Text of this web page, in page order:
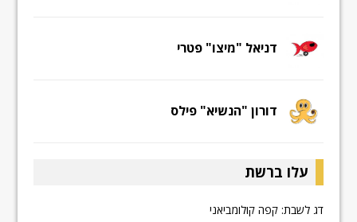
דניאל "מיצו" פטרי
דורון "הנשיא" פילס
עלו ברשת
דג לשבת: קפה קולומביאני